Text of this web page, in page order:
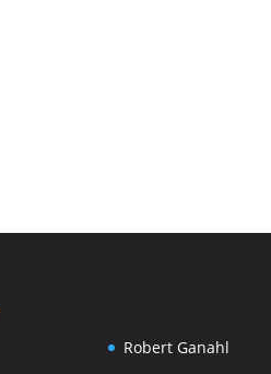
Robert Ganahl